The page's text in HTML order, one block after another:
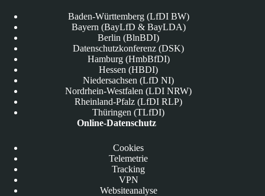
Baden-Württemberg (LfDI BW)
Bayern (BayLfD & BayLDA)
Berlin (BlnBDI)
Datenschutzkonferenz (DSK)
Hamburg (HmbBfDI)
Hessen (HBDI)
Niedersachsen (LfD NI)
Nordrhein-Westfalen (LDI NRW)
Rheinland-Pfalz (LfDI RLP)
Thüringen (TLfDI)
Online-Datenschutz
Cookies
Telemetrie
Tracking
VPN
Websiteanalyse